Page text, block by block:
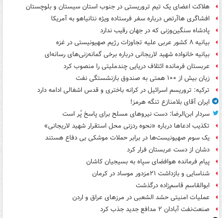
هلاکت اعضای یک تیم تروریستی در جنوب استان سیستان و بلوچستان
افشاگری هاآرتص درباره سفر فرستاده ویژه نتانیاهو به آمریکا
پادشاه سنگین‌وزنی که در جهان رقیب ندارد
بیانیه ۸ کشور عربی علیه تجاوزات رژیم صهیونیستی در غزه
بیانیه خانواده شهید لاریجانی درباره برخی گمانه‌زنی‌های رسانه‌ای
عربستان فرمانده ائتلاف دریایی چندملیتی را منصوب کرد
زیان بیش از ۱۰۰ همتی به صندوق‌ بازنشستگی نفت
ترکیه: تروریسم اسرائیل در کرانه باختری و قدس اشغالی ادامه دارد
ایران آقای بلامنازع تنگه هرمز!
سردار ابن‌الرضا: دست نیروهای مسلح برای پاسخ پُر است
تکذیب ادعاها درباره «نحوه ردزنی محل استقرار شهید لاریجانی»
یک‌ سوم صهیونیست‌ها در برابر حملات موشکی بی دفاع هستند
دشان از دست عربستان فرار کرد
پیام فرمانده هوافضای سپاه به بسیجیان کاشان
شناسایی و بازداشت ۲۱مزدور موساد در کرمان
ابوالقاسم قاسم‌زاده درگذشت
عملیات امنیتی حشد الشعبی در مرزهای عراق و اردن
صنعت‌نفت آبادان ۲ مدافع جدید جذب کرد